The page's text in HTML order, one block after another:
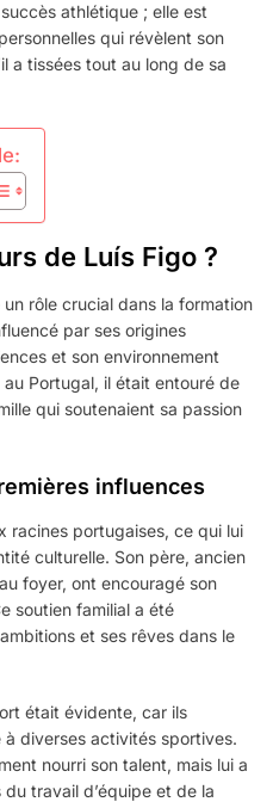
athlétique ; elle est
qui révèlent son
a tissées tout au long de sa
de Luís Figo ?
un rôle crucial dans la formation
par ses origines
et son environnement
Portugal, il était entouré de
qui soutenaient sa passion
influences
racines portugaises, ce qui lui
culturelle. Son père, ancien
foyer, ont encouragé son
soutien familial a été
et ses rêves dans le
était évidente, car ils
diverses activités sportives.
nourri son talent, mais lui a
travail d’équipe et de la